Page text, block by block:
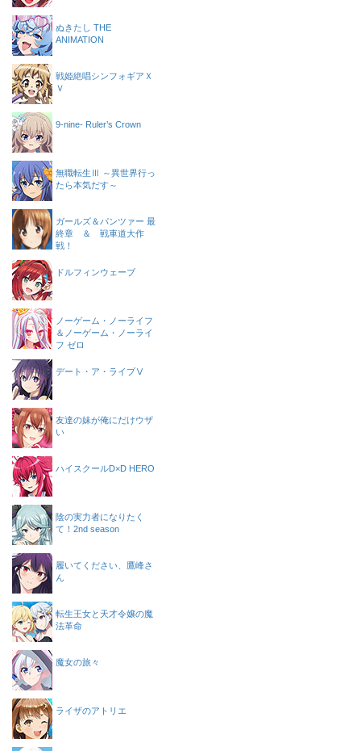
ぬきたし THE
ANIMATION
戦姫絶唱シンフォギアＸ
Ｖ
9-nine- Ruler’s Crown
無職転生Ⅲ ～異世界行っ
たら本気だす～
ガールズ＆パンツァー 最
終章 ＆ 戦車道大作
戦！
ドルフィンウェーブ
ノーゲーム・ノーライフ
＆ノーゲーム・ノーライ
フ ゼロ
デート・ア・ライブⅤ
友達の妹が俺にだけウザ
い
ハイスクールD×D HERO
陰の実力者になりたく
て！2nd season
履いてください、鷹峰さ
ん
転生王女と天才令嬢の魔
法革命
魔女の旅々
ライザのアトリエ